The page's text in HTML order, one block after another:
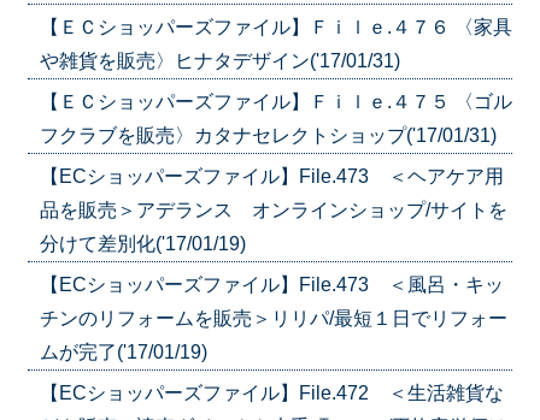
【ＥＣショッパーズファイル】Ｆｉｌｅ.４７６ 〈家具
や雑貨を販売〉ヒナタデザイン('17/01/31)
【ＥＣショッパーズファイル】Ｆｉｌｅ.４７５ 〈ゴル
フクラブを販売〉カタナセレクトショップ('17/01/31)
【ECショッパーズファイル】File.473 ＜ヘアケア用
品を販売＞アデランス オンラインショップ/サイトを
分けて差別化('17/01/19)
【ECショッパーズファイル】File.473 ＜風呂・キッ
チンのリフォームを販売＞リリパ/最短１日でリフォー
ムが完了('17/01/19)
【ECショッパーズファイル】File.472 ＜生活雑貨な